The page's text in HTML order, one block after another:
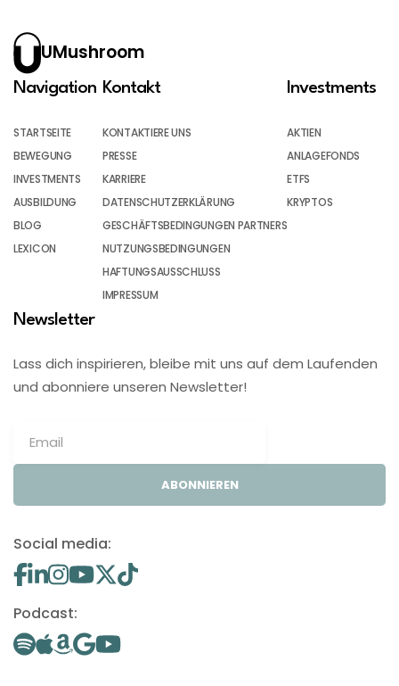
UMushroom
Navigation
STARTSEITE
BEWEGUNG
INVESTMENTS
AUSBILDUNG
BLOG
LEXICON
Kontakt
KONTAKTIERE UNS
PRESSE
KARRIERE
DATENSCHUTZERKLÄRUNG
GESCHÄFTSBEDINGUNGEN PARTNERS
NUTZUNGSBEDINGUNGEN
HAFTUNGSAUSSCHLUSS
IMPRESSUM
Investments
AKTIEN
ANLAGEFONDS
ETFS
KRYPTOS
Newsletter
Lass dich inspirieren, bleibe mit uns auf dem Laufenden
und abonniere unseren Newsletter!
ABONNIEREN
Social media:
Podcast: